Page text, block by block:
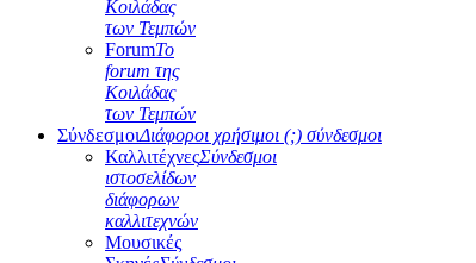
Κοιλάδας
των Τεμπών
ForumΤο
forum της
Κοιλάδας
των Τεμπών
ΣύνδεσμοιΔιάφοροι χρήσιμοι (;) σύνδεσμοι
ΚαλλιτέχνεςΣύνδεσμοι
ιστοσελίδων
διάφορων
καλλιτεχνών
Μουσικές